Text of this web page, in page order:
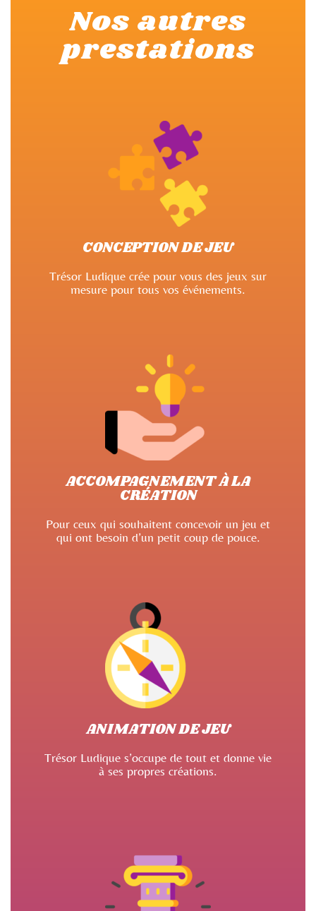
Nos autres
prestations
CONCEPTION DE JEU
Trésor Ludique crée pour vous des jeux sur
mesure pour tous vos événements.
ACCOMPAGNEMENT À LA
CRÉATION
Pour ceux qui souhaitent concevoir un jeu et
qui ont besoin d’un petit coup de pouce.
ANIMATION DE JEU
Trésor Ludique s’occupe de tout et donne vie
à ses propres créations.